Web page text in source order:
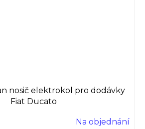
nosič elektrokol pro dodávky
Fiat Ducato
Na objednání